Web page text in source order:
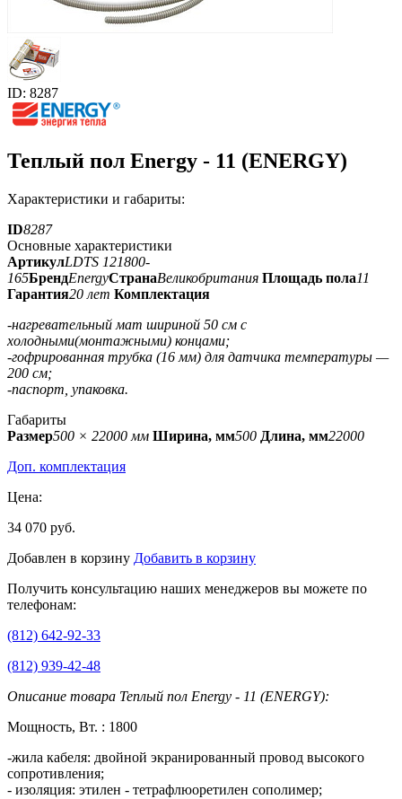
ID: 8287
Теплый пол Energy - 11 (ENERGY)
Характеристики и габариты:
ID8287
Основные характеристики
АртикулLDTS 121800-
165БрендEnergyСтранаВеликобритания Площадь пола11
Гарантия20 лет Комплектация
-нагревательный мат шириной 50 см с
холодными(монтажными) концами;
-гофрированная трубка (16 мм) для датчика температуры —
200 см;
-паспорт, упаковка.
Габариты
Размер500 × 22000 мм Ширина, мм500 Длина, мм22000
Доп. комплектация
Цена:
34 070 руб.
Добавлен в корзину Добавить в корзину
Получить консультацию наших менеджеров вы можете по
телефонам:
(812) 642-92-33
(812) 939-42-48
Описание товара Теплый пол Energy - 11 (ENERGY):
Мощность, Вт. : 1800
-жила кабеля: двойной экранированный провод высокого
сопротивления;
- изоляция: этилен - тетрафлюоретилен сополимер;